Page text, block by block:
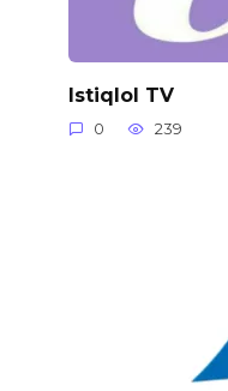
Istiqlol TV
0 239